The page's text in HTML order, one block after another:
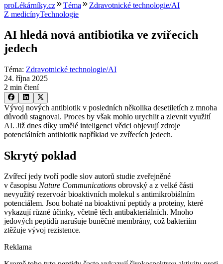
proLékárníky.cz Téma
Zdravotnické technologie/AI
Z medicínyTechnologie
AI hledá nová antibiotika ve zvířecích
jedech
Téma: Zdravotnické technologie/AI
24. října 2025
2 min čtení
Vývoj nových antibiotik v posledních několika desetiletích z mnoha
důvodů stagnoval. Proces by však mohlo urychlit a zlevnit využití
AI. Již dnes díky umělé inteligenci vědci objevují zdroje
potenciálních antibiotik například ve zvířecích jedech.
Skrytý poklad
Zvířecí jedy tvoří podle slov autorů studie zveřejněné
v časopisu Nature Communications obrovský a z velké části
nevyužitý rezervoár bioaktivních molekul s antimikrobiálním
potenciálem. Jsou bohaté na bioaktivní peptidy a proteiny, které
vykazují různé účinky, včetně těch antibakteriálních. Mnoho
jedových peptidů narušuje buněčné membrány, což bakteriím
ztěžuje vývoj rezistence.
Reklama